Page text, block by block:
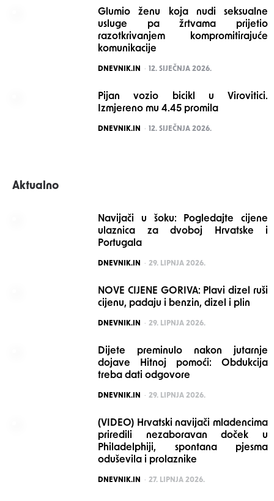
Glumio ženu koja nudi seksualne
usluge pa žrtvama prijetio
razotkrivanjem kompromitirajuće
komunikacije
POSTED
DNEVNIK.IN 12. SIJEČNJA 2026.
Pijan vozio bicikl u Virovitici.
Izmjereno mu 4.45 promila
POSTED
DNEVNIK.IN 12. SIJEČNJA 2026.
Aktualno
Navijači u šoku: Pogledajte cijene
ulaznica za dvoboj Hrvatske i
Portugala
POSTED
DNEVNIK.IN 29. LIPNJA 2026.
NOVE CIJENE GORIVA: Plavi dizel ruši
cijenu, padaju i benzin, dizel i plin
POSTED
DNEVNIK.IN 29. LIPNJA 2026.
Dijete preminulo nakon jutarnje
dojave Hitnoj pomoći: Obdukcija
treba dati odgovore
POSTED
DNEVNIK.IN 29. LIPNJA 2026.
(VIDEO) Hrvatski navijači mladencima
priredili nezaboravan doček u
Philadelphiji, spontana pjesma
oduševila i prolaznike
POSTED
DNEVNIK.IN 27. LIPNJA 2026.